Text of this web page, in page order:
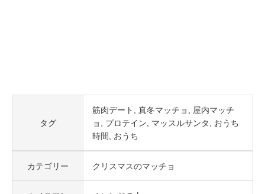
タグ
筋肉デート 真冬マッチョ
屋内マッチ
ョ
プロテイン マッスルサンタ
おうち
時間
おうち
カテゴリー クリスマスのマッチョ